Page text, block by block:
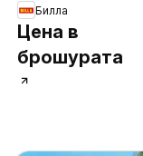
Билла
Цена в
брошурата